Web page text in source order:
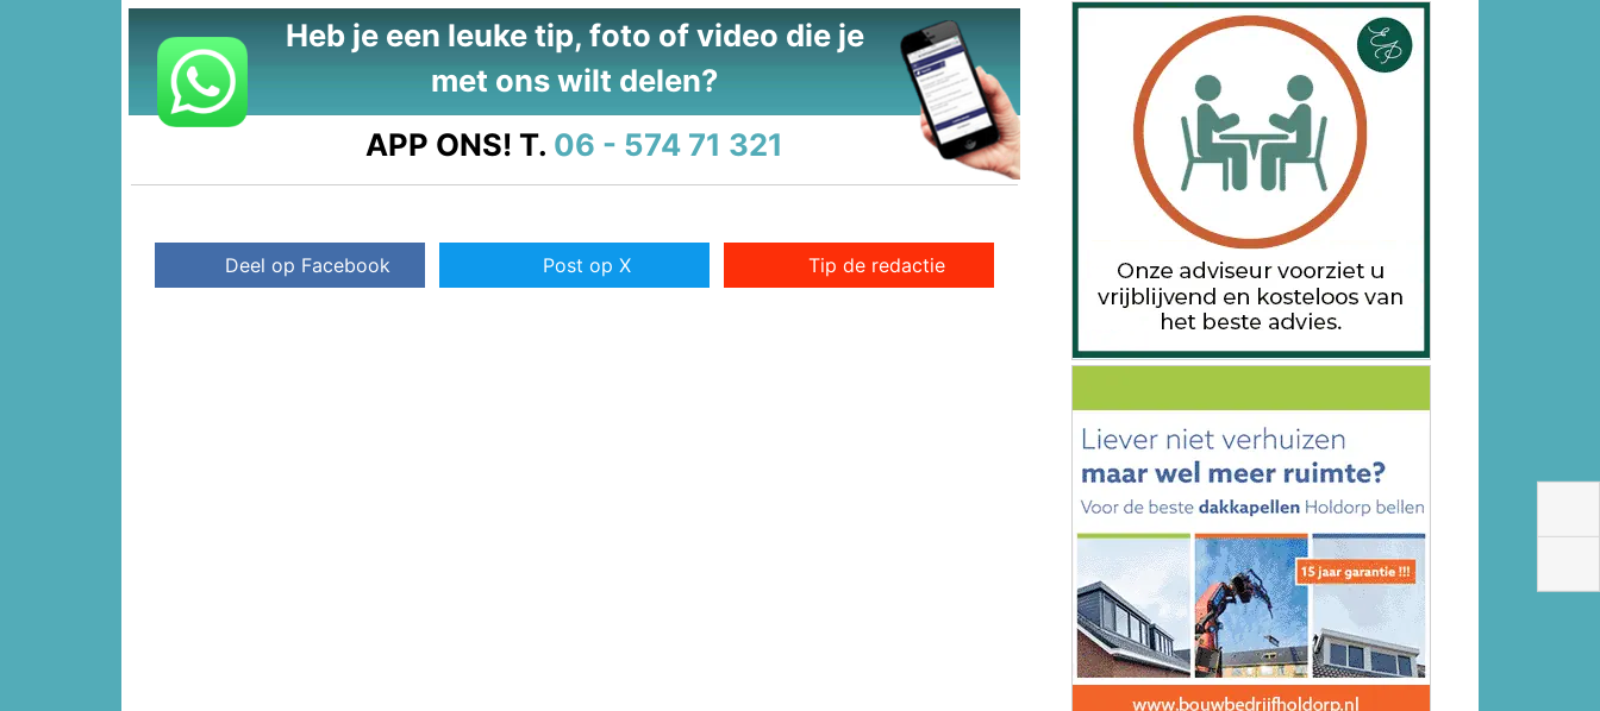
Heb je een leuke tip, foto of video die je
met ons wilt delen?
APP ONS! T. 06 - 574 71 321
Deel op Facebook Post op X Tip de redactie